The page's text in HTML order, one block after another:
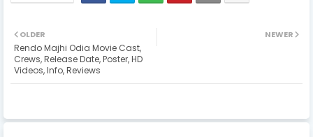
NEWER
OLDER
Rendo Majhi Odia Movie Cast,
Crews, Release Date, Poster, HD
Videos, Info, Reviews